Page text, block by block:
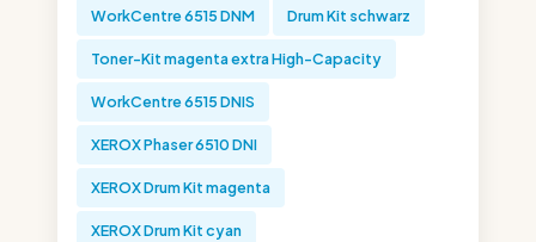
WorkCentre 6515 DNM Drum Kit schwarz
Toner-Kit magenta extra High-Capacity
WorkCentre 6515 DNIS
XEROX Phaser 6510 DNI
XEROX Drum Kit magenta
XEROX Drum Kit cyan